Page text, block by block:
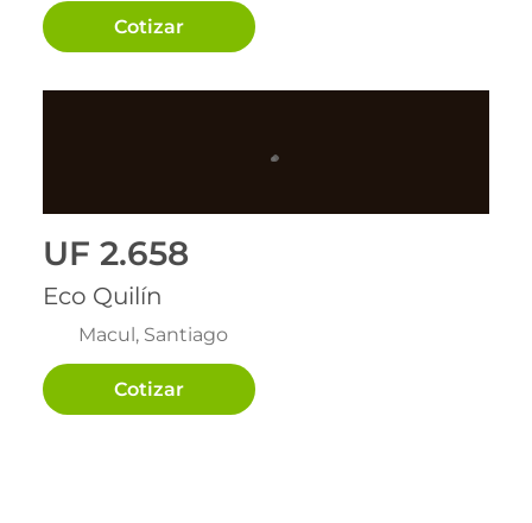
Cotizar
UF 2.658
Eco Quilín
Macul, Santiago
Cotizar